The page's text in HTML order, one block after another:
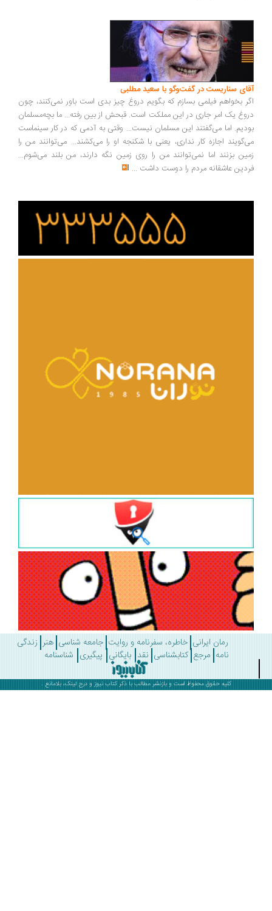
سناریست در گفت‌وگو با سعید مطلبی
بخواهم فیلمی بسازم که بگویم دروغ چیز بدی است باور نمی‌کنند، چون
یک امر جاری در این مملکت است. قبحش از بین رفته... ما بچه‌مسلمان
اما می‌گفتند این مسلمان نیست... وقتی به آدمی که در کار سینماست
اجازه کار نداری، یعنی با شکنجه او را می‌کشند... می‌توانند من را
بزنند اما نمی‌توانند من را روی زمین نگه دارند، من بلند می‌شوم...
عاشقانه مردم را دوست داشت ...
رمان ایرانی خاطره، سفرنامه و روایت جامعه شناسی هنر زندگی
مرجع کتابشناسی نقد بایگانی پیگیری شناسنامه
کلیه حقوق محفوظ است و بازنشر مطالب با ذکرکتاب نیوز و درج لینک، بلامانع .